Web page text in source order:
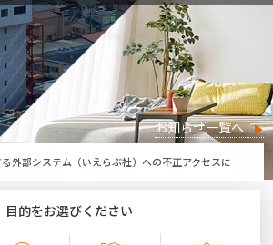
お問い合わせ
お気に入り物件
お知らせ一覧へ
ステム（いえらぶ社）への不正アクセスによる個人情報流出の可能性について
地震により被害に遭われた皆さまへ
なか祭り開催に伴う「勝田営業所」臨時休業のお知らせ
知らせ
ステム（いえらぶ社）への不正アクセスによる個人情報流出の可能性について
なか祭り開催に伴う「勝田営業所」臨時休業のお知らせ
目的をお選びください